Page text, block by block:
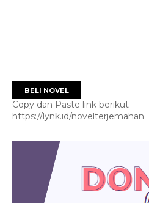
BELI NOVEL
Copy dan Paste link berikut
https://lynk.id/novelterjemahan